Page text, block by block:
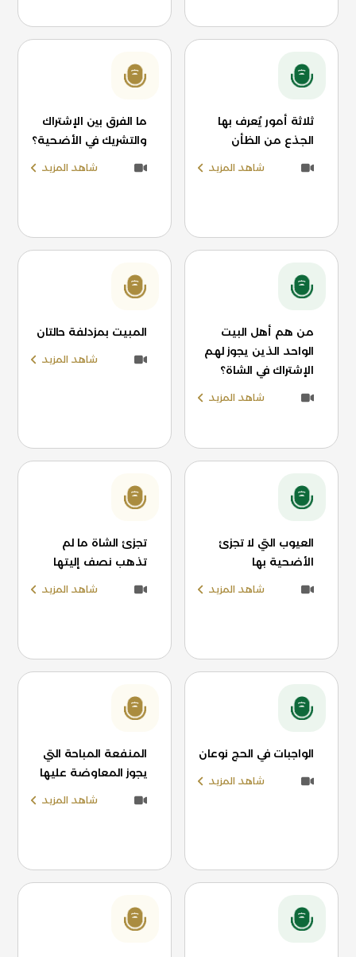
ثلاثة أمور يُعرف بها
الجذع من الظأن
شاهد المزيد
ما الفرق بين الإشتراك
والتشريك في الأضحية؟
شاهد المزيد
من هم أهل البيت
الواحد الذين يجوز لهم
الإشتراك في الشاة؟
شاهد المزيد
المبيت بمزدلفة حالتان
شاهد المزيد
العيوب التي لا تجزئ
الأضحية بها
شاهد المزيد
تجزئ الشاة ما لم
تذهب نصف إليتها
شاهد المزيد
الواجبات في الحج نوعان
شاهد المزيد
المنفعة المباحة التي
يجوز المعاوضة عليها
شاهد المزيد